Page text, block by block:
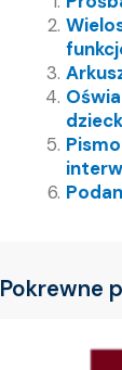
Pokrewne